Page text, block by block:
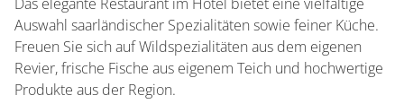
Auswahl saarländischer Spezialitäten sowie feiner Küche.
Freuen Sie sich auf Wildspezialitäten aus dem eigenen
Revier, frische Fische aus eigenem Teich und hochwertige
Produkte aus der Region.